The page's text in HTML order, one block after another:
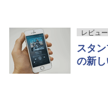
レビュー
スタ
の新